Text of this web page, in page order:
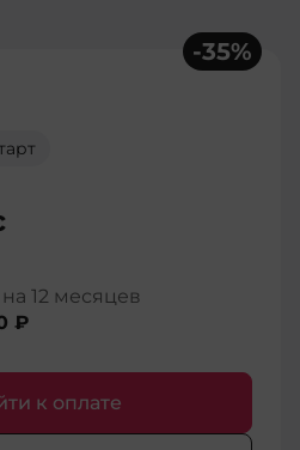
-35%
12 месяцев
₽
к оплате